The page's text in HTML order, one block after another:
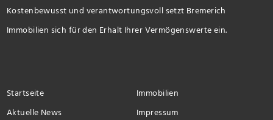
Kostenbewusst und verantwortungsvoll setzt Bremerich
Immobilien sich für den Erhalt Ihrer Vermögenswerte ein.
Startseite
Immobilien
Aktuelle News
Impressum